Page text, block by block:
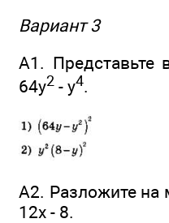
Вариант 3
А1. Представьте
64у2 - у4.
А2. Разложите на
12x - 8.